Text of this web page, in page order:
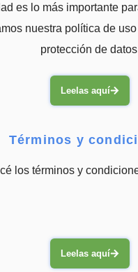
es lo más importante
nuestra política de
protección de
Leelas aquí
Términos y
los términos y
Leelas aquí